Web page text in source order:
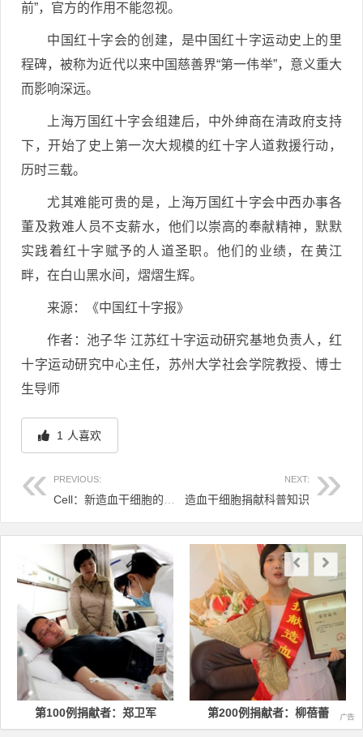
前”，官方的作用不能忽视。
中国红十字会的创建，是中国红十字运动史上的里
程碑，被称为近代以来中国慈善界“第一伟举”，意义重大
而影响深远。
上海万国红十字会组建后，中外绅商在清政府支持
下，开始了史上第一次大规模的红十字人道救援行动，
历时三载。
尤其难能可贵的是，上海万国红十字会中西办事各
董及救难人员不支薪水，他们以崇高的奉献精神，默默
实践着红十字赋予的人道圣职。他们的业绩，在黄江
畔，在白山黑水间，熠熠生辉。
来源：《中国红十字报》
作者：池子华 江苏红十字运动研究基地负责人，红
十字运动研究中心主任，苏州大学社会学院教授、博士
生导师
1 人喜欢
PREVIOUS:
Cell：新造血干细胞的动员方法使捐赠更方便，移植成功率更高！
NEXT:
造血干细胞捐献科普知识
文章导航
第100例捐献者：郑卫军 第200例捐献者：柳蓓蕾